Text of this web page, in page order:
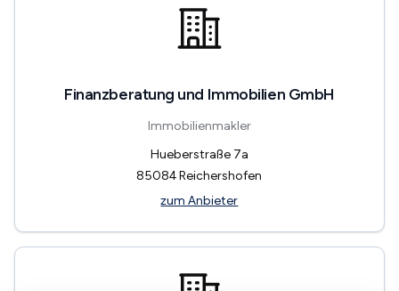
Finanzberatung und Immobilien GmbH
Immobilienmakler
Hueberstraße 7a
85084 Reichershofen
zum Anbieter